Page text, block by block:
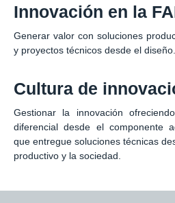
Innovación en la
Generar valor con soluciones
y proyectos técnicos desde el diseño.
Cultura de
Gestionar la innovación
diferencial desde el componente
que entregue soluciones técnicas
productivo y la sociedad.